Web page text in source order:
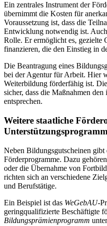
Ein zentrales Instrument der
übernimmt die Kosten für
Voraussetzung ist, dass die
Entwicklung notwendig ist.
Rolle. Er ermöglicht es, gezielte
finanzieren, die den Einstieg in
Die Beantragung eines
bei der Agentur für Arbeit. Hier
Weiterbildung förderfähig ist.
sicher, dass die Maßnahmen
entsprechen.
Weitere staatliche
Neben Bildungsgutscheinen gibt
Förderprogramme. Dazu
oder die Übernahme von
richten sich an verschiedene
und Berufstätige.
Ein Beispiel ist das WeGebAU-
geringqualifizierte Beschäftigte
Bildungsprämienprogramm